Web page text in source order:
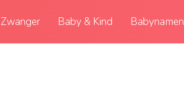
Zwanger Baby & Kind Babynamen